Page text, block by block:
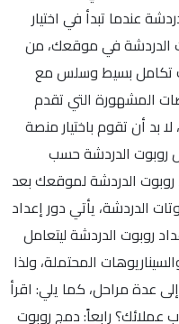
عندما تبدأ في اختيار
الدردشة في موقعك، من
تكامل بسيط وسلس مع
المشهورة التي تقدم
بد أن تقوم باختيار منصة
روبوت الدردشة حسب
روبوت الدردشة لموقعك بعد
الدردشة، يأتي دور إعداد
روبوت الدردشة ليتعامل
المحتملة، ولذا
عدة مراحل، كما يلي: اقرأ
رابعاً: دمج روبوت